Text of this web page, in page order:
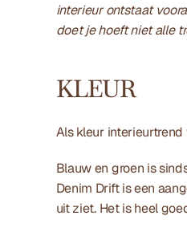
interieur ontstaat
doet je hoeft niet alle
KLEUR
Als kleur
Blauw en groen is
Denim Drift is een
uit ziet. Het is heel